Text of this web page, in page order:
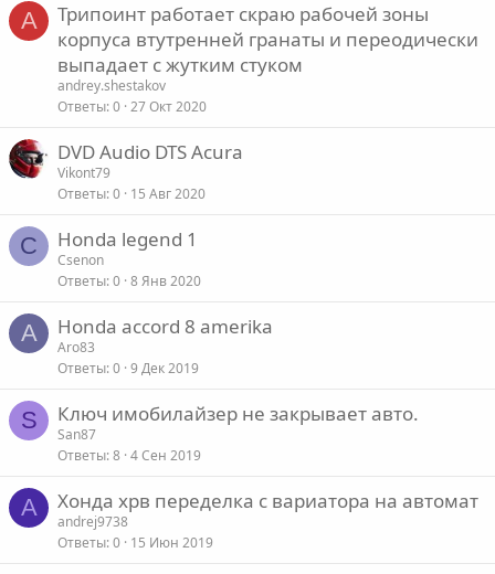
A
Трипоинт работает скраю рабочей зоны
корпуса втутренней гранаты и переодически
выпадает с жутким стуком
andrey.shestakov
Ответы 0 27 Окт 2020
DVD Audio DTS Acura
Vikont79
Ответы 0 15 Авг 2020
C Honda legend 1
Csenon
Ответы 0 8 Янв 2020
A Honda accord 8 amerika
Aro83
Ответы 0 9 Дек 2019
S Ключ имобилайзер не закрывает авто.
San87
Ответы 8 4 Сен 2019
A Хонда хрв переделка с вариатора на автомат
andrej9738
Ответы 0 15 Июн 2019